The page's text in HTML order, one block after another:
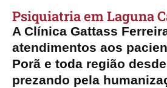
Psiquiatria​ em Laguna
A Clínica Gattass
atendimentos aos
Porã e toda região
prezando pela